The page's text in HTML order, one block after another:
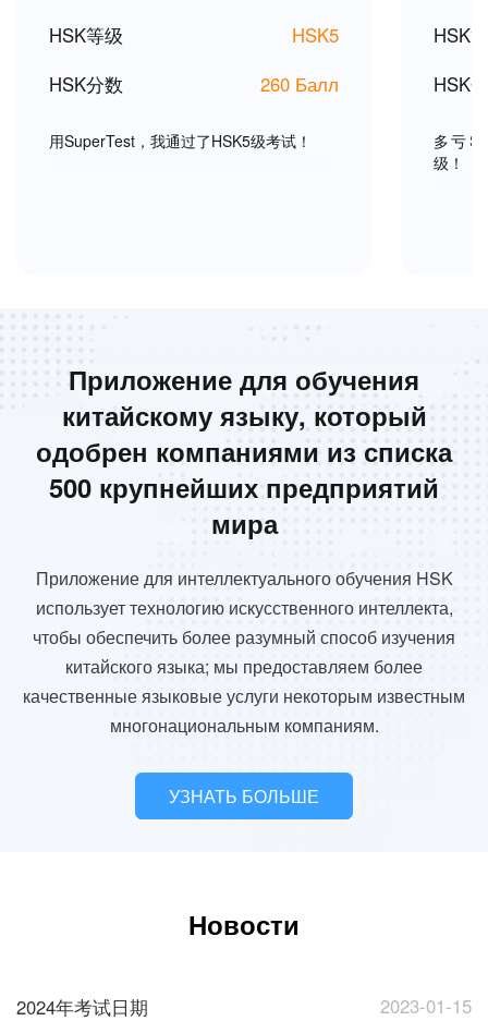
HSK等级
HSK5
HSK分数
260 Балл
用SuperTest，我通过了HSK5级考试！
HSK
HSK
多亏
级！
Приложение для обучения
китайскому языку, который
одобрен компаниями из списка
500 крупнейших предприятий
мира
Приложение для интеллектуального обучения HSK
использует технологию искусственного интеллекта,
чтобы обеспечить более разумный способ изучения
китайского языка; мы предоставляем более
качественные языковые услуги некоторым известным
многонациональным компаниям.
УЗНАТЬ БОЛЬШЕ
Новости
2024年考试日期
2023-01-15